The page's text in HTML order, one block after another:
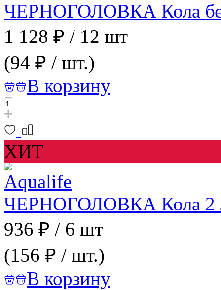
ЧЕРНОГОЛОВКА Кола без
1 128 ₽ / 12 шт
(94 ₽ / шт.)
В корзину
ХИТ
ЧЕРНОГОЛОВКА Кола 2
936 ₽ / 6 шт
(156 ₽ / шт.)
В корзину